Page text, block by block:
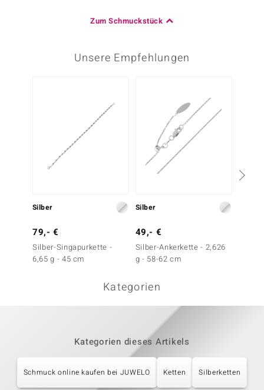
Zum Schmuckstück
Unsere Empfehlungen
Silber
79,- €
Silber-Singapurkette -
6,65 g - 45 cm
Silber
49,- €
Silber-Ankerkette - 2,626
g - 58-62 cm
Kategorien
Kategorien dieses Artikels
Schmuck online kaufen bei JUWELO Ketten Silberketten